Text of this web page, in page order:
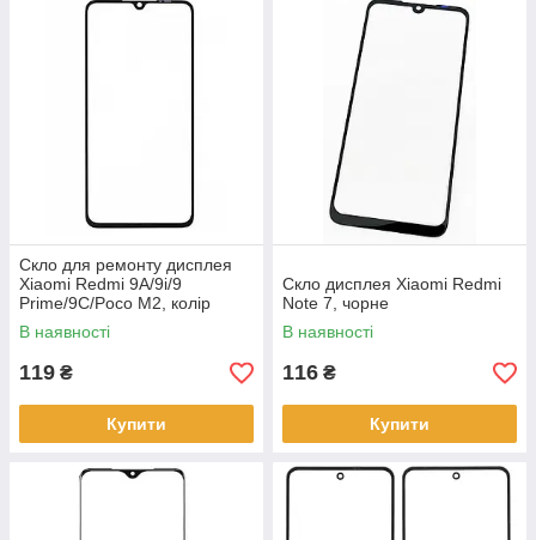
Скло для ремонту дисплея
Xiaomi Redmi 9A/9i/9
Prime/9C/Poco M2, колір
чорний
В наявності
119 ₴
Купити
Скло дисплея Xiaomi Redmi
Note 7, чорне
В наявності
116 ₴
Купити